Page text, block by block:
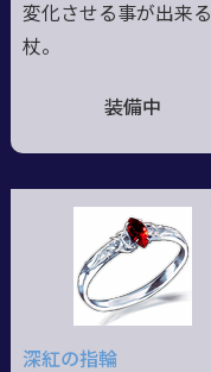
変化させる事が出来る
杖。
装備中
深紅の指輪